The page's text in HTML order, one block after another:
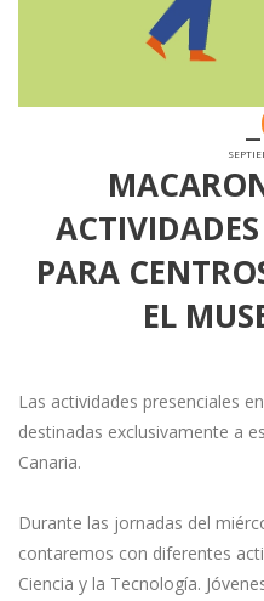
PARA
EL
Las actividades presenciales
destinadas exclusivamente a
Canaria.
Durante las jornadas del
contaremos con diferentes
Ciencia y la Tecnología.